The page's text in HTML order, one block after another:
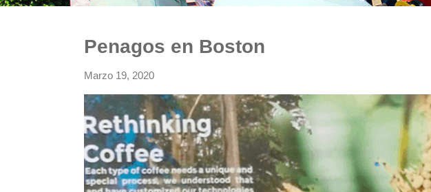
Penagos en Boston
Marzo 19, 2020